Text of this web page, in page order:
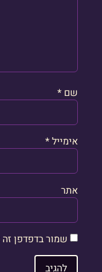
שם *
אימייל*
אתר
שמור בדפדפן